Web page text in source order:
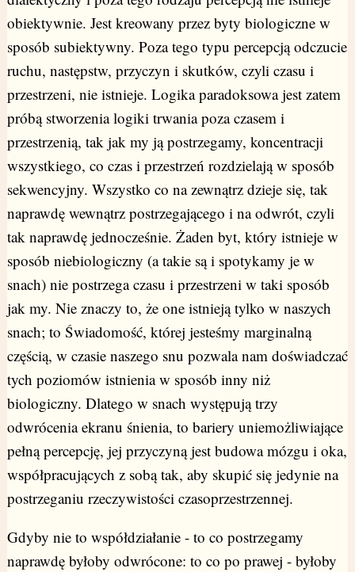
obiektywnie. Jest kreowany przez byty biologiczne w
sposób subiektywny. Poza tego typu percepcją odczucie
ruchu, następstw, przyczyn i skutków, czyli czasu i
przestrzeni, nie istnieje. Logika paradoksowa jest zatem
próbą stworzenia logiki trwania poza czasem i
przestrzenią, tak jak my ją postrzegamy, koncentracji
wszystkiego, co czas i przestrzeń rozdzielają w sposób
sekwencyjny. Wszystko co na zewnątrz dzieje się, tak
naprawdę wewnątrz postrzegającego i na odwrót, czyli
tak naprawdę jednocześnie. Żaden byt, który istnieje w
sposób niebiologiczny (a takie są i spotykamy je w
snach) nie postrzega czasu i przestrzeni w taki sposób
jak my. Nie znaczy to, że one istnieją tylko w naszych
snach; to Świadomość, której jesteśmy marginalną
częścią, w czasie naszego snu pozwala nam doświadczać
tych poziomów istnienia w sposób inny niż
biologiczny. Dlatego w snach występują trzy
odwrócenia ekranu śnienia, to bariery uniemożliwiające
pełną percepcję, jej przyczyną jest budowa mózgu i oka,
współpracujących z sobą tak, aby skupić się jedynie na
postrzeganiu rzeczywistości czasoprzestrzennej.
Gdyby nie to współdziałanie - to co postrzegamy
naprawdę byłoby odwrócone: to co po prawej - byłoby